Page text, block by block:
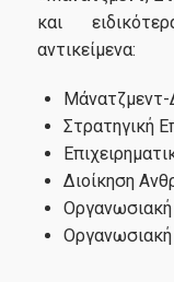
και
αντικείμενα:
Μάνατζμεντ-
Στρατηγική
Διοίκηση